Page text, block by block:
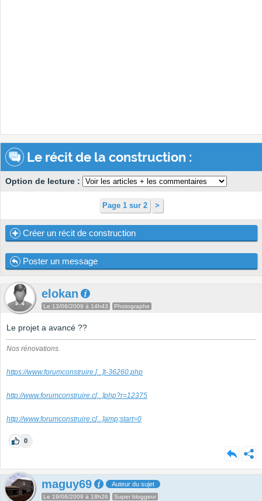
Le récit de la construction :
Option de lecture :
Page 1 sur 2 >
Créer un récit de construction
Poster un message
elokan
Le 13/06/2009 à 14h43 Photographe
Le projet a avancé ??
Nos rénovations.
https://www.forumconstruire.[...]t-36260.php
http://www.forumconstruire.c[...]php?r=12375
http://www.forumconstruire.c[...]amp;start=0
0
maguy69 Auteur du sujet
Le 19/06/2009 à 18h26 Super bloggeur